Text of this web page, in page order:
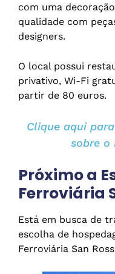
com uma
qualidade com
designers.
O local possui
privativo, Wi-Fi
partir de 80 euros.
Clique aqui
sobre o
Próximo a
Ferroviária
Está em busca de
escolha de
Ferroviária San